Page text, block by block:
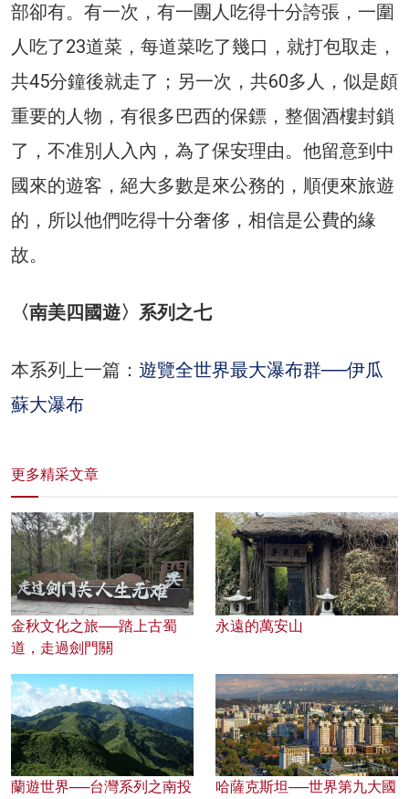
部卻有。有一次，有一團人吃得十分誇張，一圍
人吃了23道菜，每道菜吃了幾口，就打包取走，
共45分鐘後就走了；另一次，共60多人，似是頗
重要的人物，有很多巴西的保鏢，整個酒樓封鎖
了，不准別人入內，為了保安理由。他留意到中
國來的遊客，絕大多數是來公務的，順便來旅遊
的，所以他們吃得十分奢侈，相信是公費的緣
故。
〈南美四國遊〉系列之七
本系列上一篇： 遊覽全世界最大瀑布群──伊瓜
蘇大瀑布
更多精采文章
金秋文化之旅──踏上古蜀
道，走過劍門關
永遠的萬安山
蘭遊世界──台灣系列之南投
哈薩克斯坦──世界第九大國